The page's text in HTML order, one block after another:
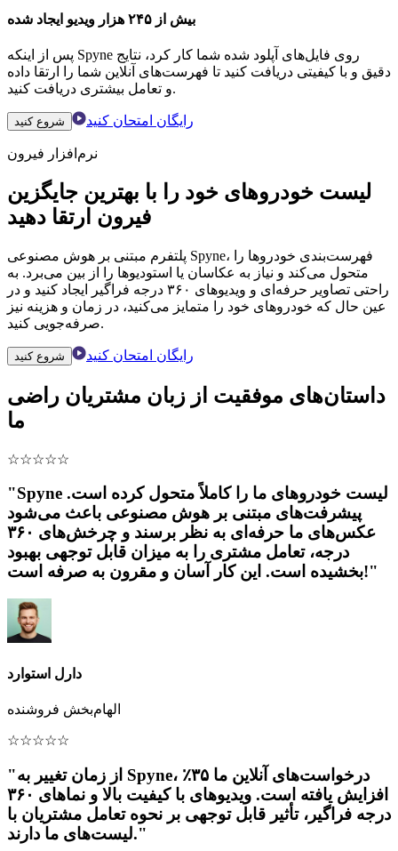
بیش از ۲۴۵ هزار ویدیو ایجاد شده
پس از اینکه Spyne روی فایل‌های آپلود شده شما کار کرد، نتایج
دقیق و با کیفیتی دریافت کنید تا فهرست‌های آنلاین شما را ارتقا داده
و تعامل بیشتری دریافت کنید.
شروع کنید رایگان امتحان کنید
نرم‌افزار فیرون
لیست خودروهای خود را با بهترین جایگزین
فیرون ارتقا دهید
پلتفرم مبتنی بر هوش مصنوعی Spyne، فهرست‌بندی خودروها را
متحول می‌کند و نیاز به عکاسان یا استودیوها را از بین می‌برد. به
راحتی تصاویر حرفه‌ای و ویدیوهای ۳۶۰ درجه فراگیر ایجاد کنید و در
عین حال که خودروهای خود را متمایز می‌کنید، در زمان و هزینه نیز
صرفه‌جویی کنید.
شروع کنید رایگان امتحان کنید
داستان‌های موفقیت از زبان مشتریان راضی
ما
☆☆☆☆☆
"Spyne لیست خودروهای ما را کاملاً متحول کرده است.
پیشرفت‌های مبتنی بر هوش مصنوعی باعث می‌شود
عکس‌های ما حرفه‌ای به نظر برسند و چرخش‌های ۳۶۰
درجه، تعامل مشتری را به میزان قابل توجهی بهبود
بخشیده است. این کار آسان و مقرون به صرفه است!"
دارل استوارد
الهام‌بخش فروشنده
☆☆☆☆☆
"از زمان تغییر به Spyne، درخواست‌های آنلاین ما ۳۵٪
افزایش یافته است. ویدیوهای با کیفیت بالا و نماهای ۳۶۰
درجه فراگیر، تأثیر قابل توجهی بر نحوه تعامل مشتریان با
لیست‌های ما دارند."